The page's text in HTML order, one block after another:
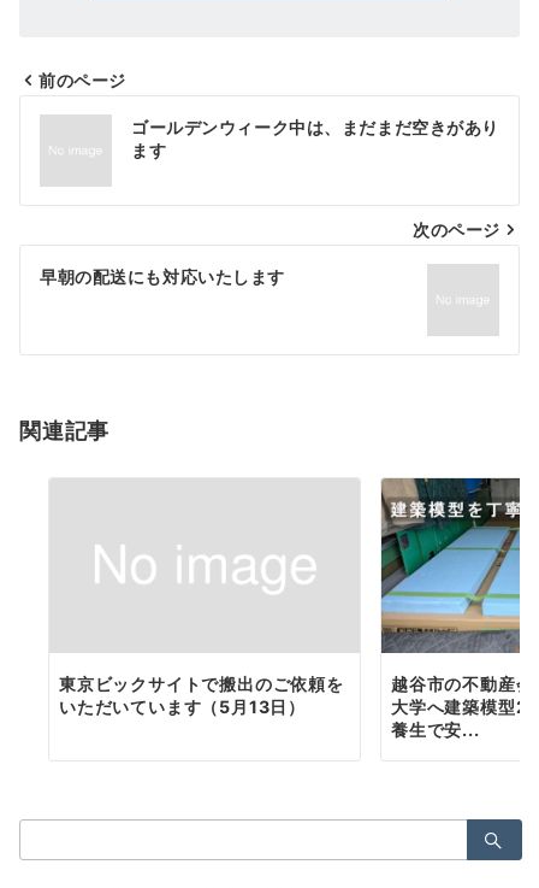
投
ナ
ビ
ゲ
シ
ン
前のページ
ゴールデンウィーク中は、まだまだ空きがあり
ます
次のページ
早朝の配送にも対応いたします
関連記事
東京ビックサイトで搬出のご依頼を
いただいています（5月13日）
越谷市の不動産
大学へ建築模型2
養生で安...
索：